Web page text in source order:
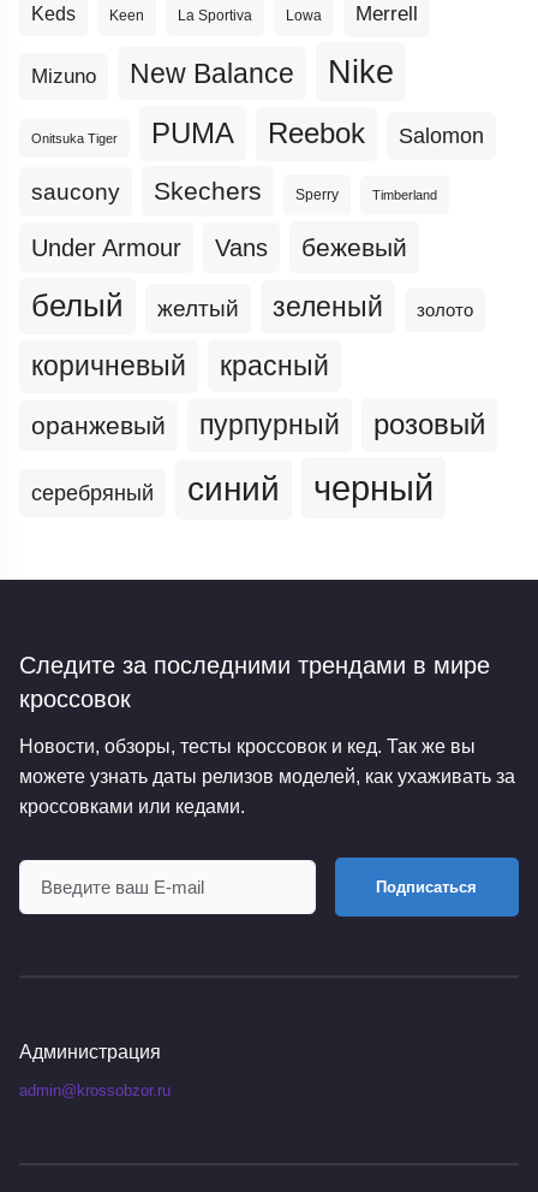
Keds Keen La Sportiva Lowa Merrell
Mizuno New Balance Nike
Onitsuka Tiger PUMA Reebok Salomon
saucony Skechers Sperry Timberland
Under Armour Vans бежевый
белый желтый зеленый золото
коричневый красный
оранжевый пурпурный розовый
серебряный синий черный
Следите за последними трендами в мире
кроссовок
Новости, обзоры, тесты кроссовок и кед. Так же вы
можете узнать даты релизов моделей, как ухаживать за
кроссовками или кедами.
Подписаться
Администрация
admin@krossobzor.ru